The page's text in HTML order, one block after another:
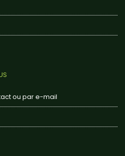
ou par e-mail